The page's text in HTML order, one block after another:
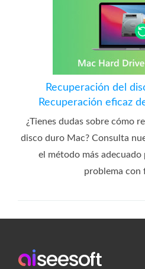
Recuperación del
Recuperación eficaz
¿Tienes dudas sobre cómo
disco duro Mac? Consulta
el método más
problema con